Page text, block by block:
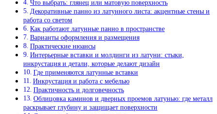
Что выбрать: глянец или матовую поверхность
Декоративные панно из латунного листа: акцентные стены и
работа со светом
Как работают латунные панно в пространстве
Варианты оформления и размещения
Практические нюансы
Интерьерные вставки и молдинги из латуни: стыки,
инкрустация и детали, которые делают дизайн
Где применяются латунные вставки
Инкрустация и работа с мебелью
Практичность и долговечность
Облицовка каминов и дверных проемов латунью: где металл
раскрывает глубину и защищает поверхности